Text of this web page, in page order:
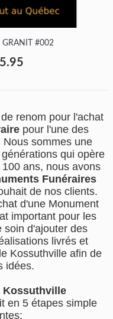
GRANIT #002
renom pour l'achat
pour l'une des
sommes une
qui opère
ans, nous avons
Funéraires
de nos clients.
d'une Monument
important pour les
soin d'ajouter des
livrés et
Kossuthville afin de
idées.
Kossuthville
en 5 étapes simple